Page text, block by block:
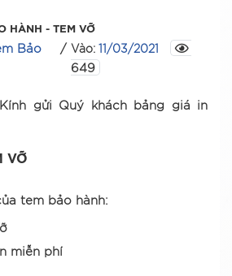
HÀNH - TEM VỠ
Bảo
/ Vào: 11/03/2021
649
gửi Quý khách bảng giá in
VỠ
tem bảo hành:
miễn phí